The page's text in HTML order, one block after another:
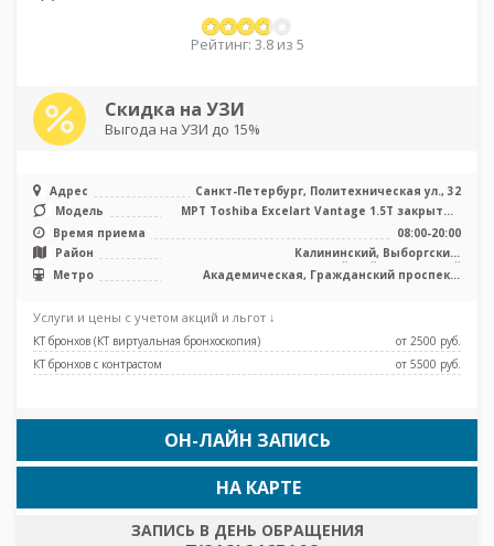
Рейтинг: 3.8 из 5
Скидка на УЗИ
Выгода на УЗИ до 15%
Адрес
Санкт-Петербург, Политехническая ул., 32
Модель
МРТ Toshiba Excelart Vantage 1.5T закрытый
Время приема
08:00-20:00
Район
Калининский, Выборгский,
Красногвардейский, Приморский
Метро
Академическая, Гражданский проспект,
Услуги и цены с учетом акций и льгот ↓
КТ бронхов (КТ виртуальная бронхоскопия)
от 2500 pуб.
КТ бронхов с контрастом
от 5500 pуб.
ОН-ЛАЙН ЗАПИСЬ
ЗАПИСЬ В ДЕНЬ ОБРАЩЕНИЯ
НА КАРТЕ